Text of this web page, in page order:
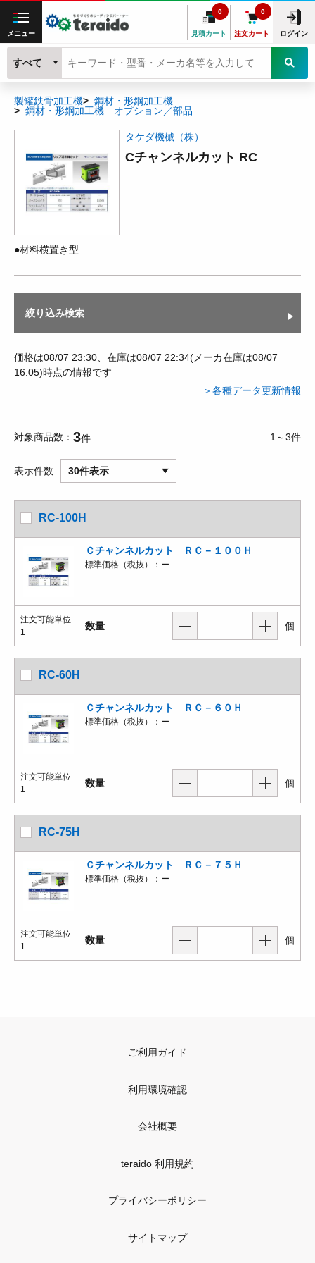
メニュー 見積カート
0
注文カート
0
ログイン
すべて
製罐鉄骨加工機
鋼材・形鋼加工機
鋼材・形鋼加工機 オプション／部品
タケダ機械（株）
Cチャンネルカット RC
●材料横置き型
絞り込み検索
価格は08/07 23:30、在庫は08/07 22:34(メーカ在庫は08/07
16:05)時点の情報です
＞各種データ更新情報
対象商品数 3件 1～3件
表示件数 30件表示
RC-100H
Ｃチャンネルカット ＲＣ－１００Ｈ
標準価格（税抜）： ー
注文可能単位
1
数量 個
RC-60H
Ｃチャンネルカット ＲＣ－６０Ｈ
標準価格（税抜）： ー
注文可能単位
1
数量 個
RC-75H
Ｃチャンネルカット ＲＣ－７５Ｈ
標準価格（税抜）： ー
注文可能単位
1
数量 個
ご利用ガイド
利用環境確認
会社概要
teraido 利用規約
プライバシーポリシー
サイトマップ